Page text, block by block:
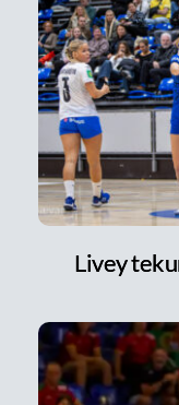
Livey